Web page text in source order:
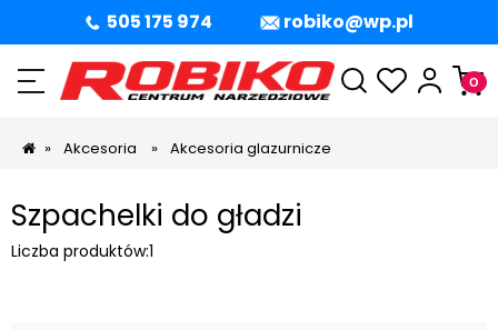
505 175 974 robiko@wp.pl
» Akcesoria » Akcesoria glazurnicze
Szpachelki do gładzi
Liczba produktów:1